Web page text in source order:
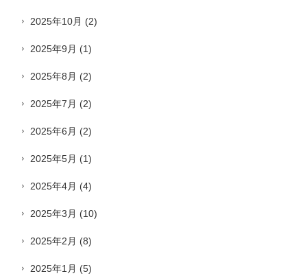
2025年10月 (2)
2025年9月 (1)
2025年8月 (2)
2025年7月 (2)
2025年6月 (2)
2025年5月 (1)
2025年4月 (4)
2025年3月 (10)
2025年2月 (8)
2025年1月 (5)